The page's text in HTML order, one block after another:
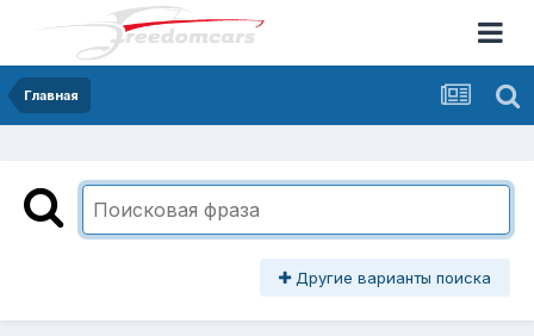
Главная
Другие варианты поиска